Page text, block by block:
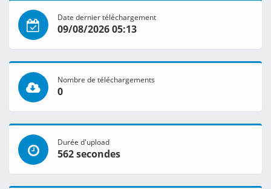
Date dernier téléchargement
09/08/2026 05:13
Nombre de téléchargements
0
Durée d'upload
562 secondes